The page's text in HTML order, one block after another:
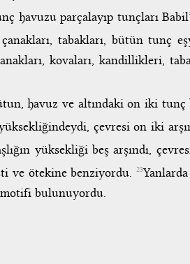
havuzu parçalayıp tunçları
tabakları, bütün tunç
kovaları, kandillikleri,
havuz ve altındaki on iki
çevresi on iki
yüksekliği beş arşındı,
ve ötekine benziyordu.
23
bulunuyordu.